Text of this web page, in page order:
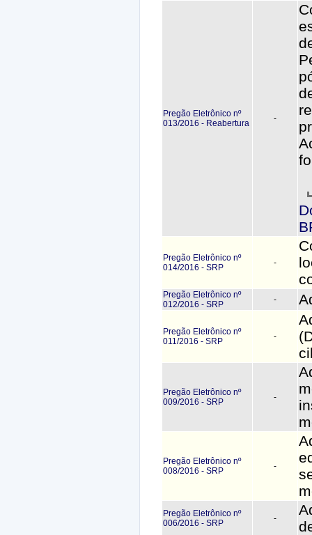
Pregão Eletrônico nº
013/2016 - Reabertura
-
Pregão Eletrônico nº
014/2016 - SRP
-
Pregão Eletrônico nº
012/2016 - SRP
-
Pregão Eletrônico nº
011/2016 - SRP
-
Pregão Eletrônico nº
009/2016 - SRP
-
Pregão Eletrônico nº
008/2016 - SRP
-
Pregão Eletrônico nº
006/2016 - SRP
-